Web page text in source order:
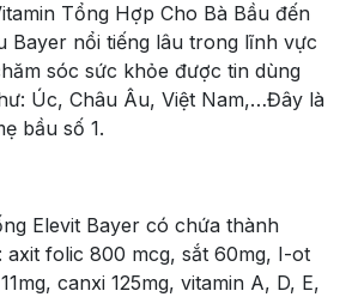
Tổng Hợp Cho Bà Bầu đến
Bayer nổi tiếng lâu trong lĩnh vực
sóc sức khỏe được tin dùng
Úc, Châu Âu, Việt Nam,…Đây là
bầu số 1.
Elevit Bayer có chứa thành
axit folic 800 mcg, sắt 60mg, I-ot
canxi 125mg, vitamin A, D, E,